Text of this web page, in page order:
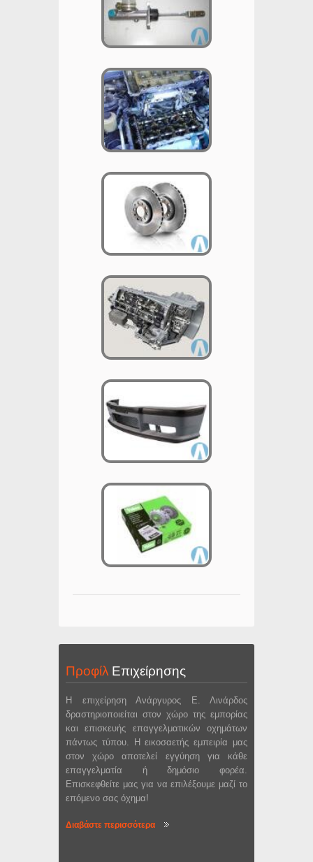
Προφίλ Επιχείρησης
Η επιχείρηση Ανάργυρος Ε. Λινάρδος
δραστηριοποιείται στον χώρο της εμπορίας
και επισκευής επαγγελματικών οχημάτων
πάντως τύπου. Η εικοσαετής εμπειρία μας
στον χώρο αποτελεί εγγύηση για κάθε
επαγγελματία ή δημόσιο φορέα.
Επισκεφθείτε μας για να επιλέξουμε μαζί το
επόμενο σας όχημα!
Διαβάστε περισσότερα